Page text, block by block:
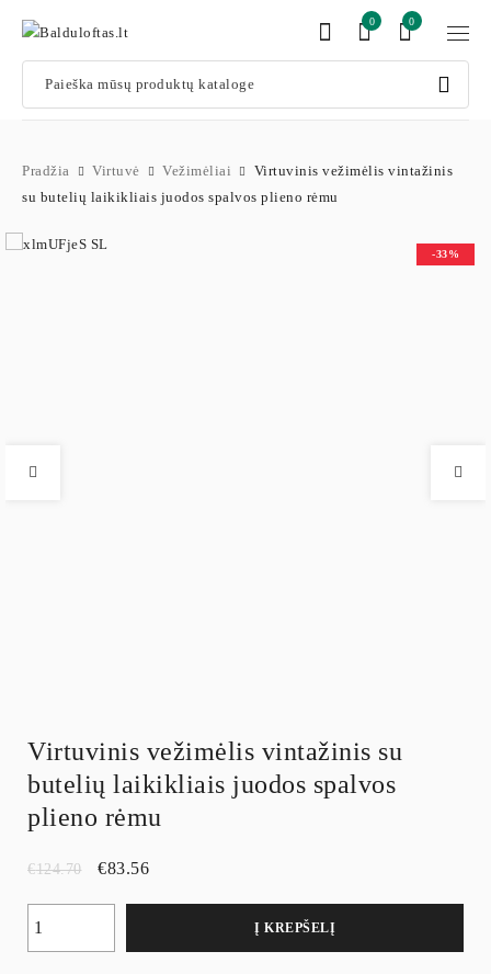
0
0
Pradžia Virtuvė Vežimėliai
Virtuvinis vežimėlis vintažinis
su butelių laikikliais juodos spalvos plieno rėmu
-33%
Virtuvinis vežimėlis vintažinis su
butelių laikikliais juodos spalvos
plieno rėmu
€124.70 €83.56
Į KREPŠELĮ